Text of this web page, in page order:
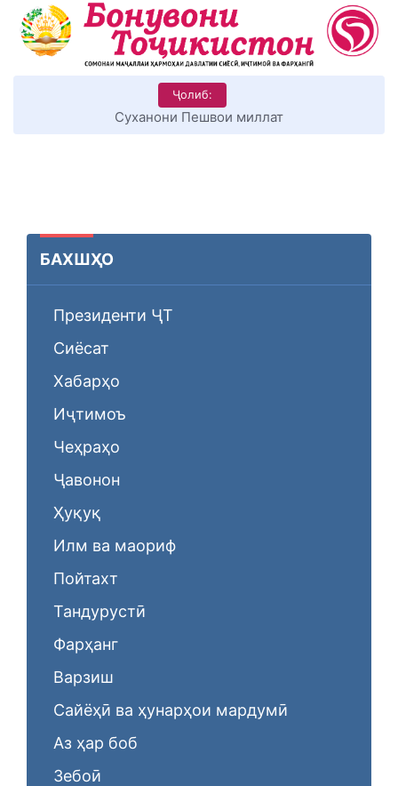
Ҷолиб:
Суханони Пешвои миллат
БАХШҲО
Президенти ҶТ
Сиёсат
Хабарҳо
Иҷтимоъ
Чеҳраҳо
Ҷавонон
Ҳуқуқ
Илм ва маориф
Пойтахт
Тандурустӣ
Фарҳанг
Варзиш
Сайёҳӣ ва ҳунарҳои мардумӣ
Аз ҳар боб
Зебоӣ